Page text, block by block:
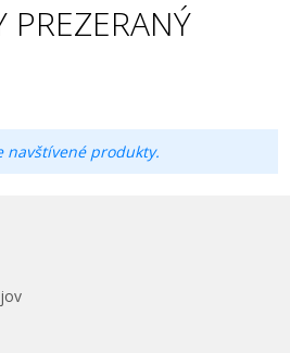
PREZERANÝ
navštívené produkty.